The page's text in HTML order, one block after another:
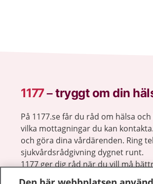
1177–tryggt om din
På 1177.se får du råd om hälsa
vilka mottagningar du kan
och göra dina vårdärenden. Ring
sjukvårdsrådgivning dygnet runt.
1177 ger dig råd när du vill må